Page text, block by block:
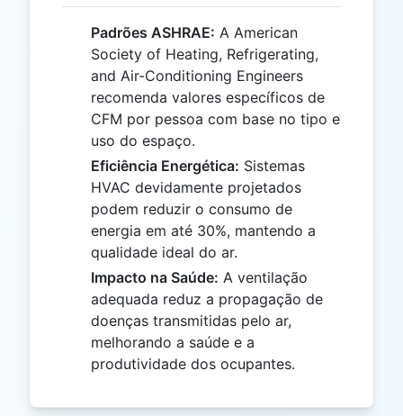
Padrões ASHRAE: A American
Society of Heating, Refrigerating,
and Air-Conditioning Engineers
recomenda valores específicos de
CFM por pessoa com base no tipo e
uso do espaço.
Eficiência Energética: Sistemas
HVAC devidamente projetados
podem reduzir o consumo de
energia em até 30%, mantendo a
qualidade ideal do ar.
Impacto na Saúde: A ventilação
adequada reduz a propagação de
doenças transmitidas pelo ar,
melhorando a saúde e a
produtividade dos ocupantes.